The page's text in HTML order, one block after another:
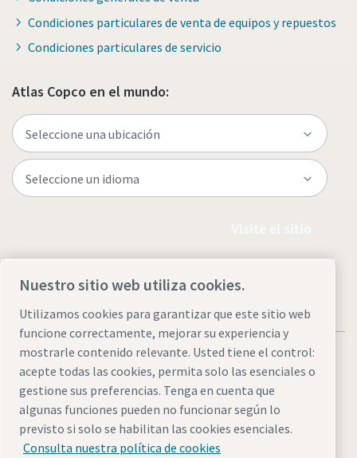
Condiciones particulares de venta de equipos y repuestos
Condiciones particulares de servicio
Atlas Copco en el mundo:
Legal & Privacy NoticesAdministrar cookiesAccesibilidad
Sitemap
Nuestro sitio web utiliza cookies.
Utilizamos cookies para garantizar que este sitio web
funcione correctamente, mejorar su experiencia y
mostrarle contenido relevante. Usted tiene el control:
acepte todas las cookies, permita solo las esenciales o
gestione sus preferencias. Tenga en cuenta que
algunas funciones pueden no funcionar según lo
previsto si solo se habilitan las cookies esenciales.
Consulta nuestra política de cookies